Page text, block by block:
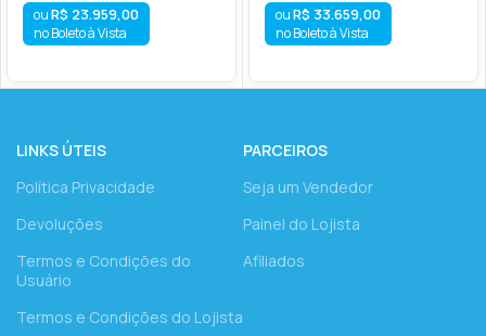
R$ 23.959,00
no Boleto à Vista
R$ 33.659,00
no Boleto à Vista
LINKS ÚTEIS
Política Privacidade
Devoluções
Termos e Condições do
Usuário
Termos e Condições do Lojista
PARCEIROS
Seja um Vendedor
Painel do Lojista
Afiliados